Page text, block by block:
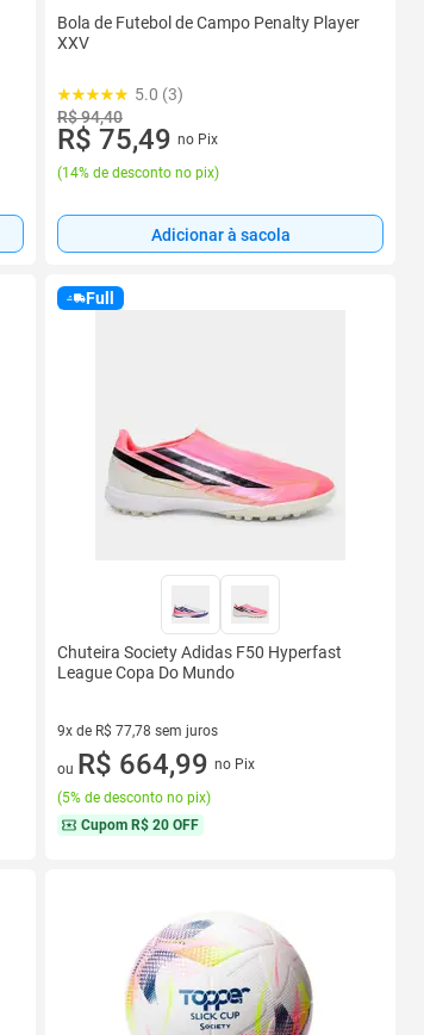
Bola de Futebol de Campo Penalty Player
XXV
5.0 (3)
R$ 94,40
R$ 75,49 no Pix
(14% de desconto no pix)
Adicionar à sacola
Full
Chuteira Society Adidas F50 Hyperfast
League Copa Do Mundo
9x de R$ 77,78 sem juros
9 vez de R$ 77,78 sem juros
ou R$ 664,99 no Pix
(5% de desconto no pix)
Cupom R$ 20 OFF